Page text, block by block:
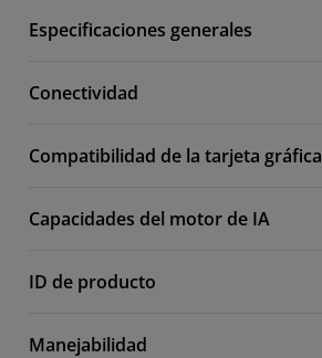
Especificaciones generales
Conectividad
Compatibilidad de la tarjeta gráfica
Capacidades del motor de IA
ID de producto
Manejabilidad